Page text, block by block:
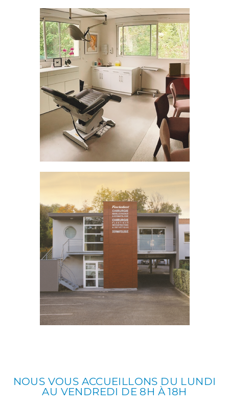
NOUS VOUS ACCUEILLONS DU LUNDI
AU VENDREDI DE 8H À 18H